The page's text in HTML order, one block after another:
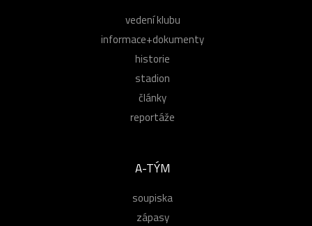
vedení klubu
informace+dokumenty
historie
stadion
články
reportáže
A-TÝM
soupiska
zápasy